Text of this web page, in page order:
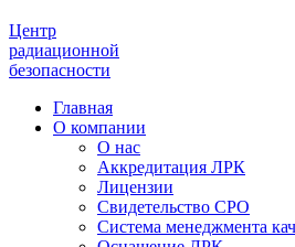
Центр
радиационной
безопасности
Главная
О компании
О нас
Аккредитация ЛРК
Лицензии
Свидетельство СРО
Система менеджмента